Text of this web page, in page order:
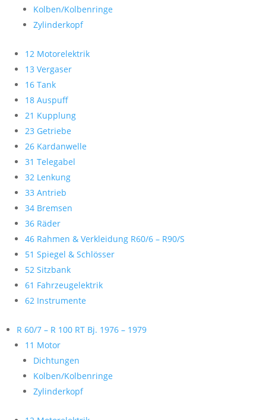
Kolben/Kolbenringe
Zylinderkopf
12 Motorelektrik
13 Vergaser
16 Tank
18 Auspuff
21 Kupplung
23 Getriebe
26 Kardanwelle
31 Telegabel
32 Lenkung
33 Antrieb
34 Bremsen
36 Räder
46 Rahmen & Verkleidung R60/6 – R90/S
51 Spiegel & Schlösser
52 Sitzbank
61 Fahrzeugelektrik
62 Instrumente
R 60/7 – R 100 RT Bj. 1976 – 1979
11 Motor
Dichtungen
Kolben/Kolbenringe
Zylinderkopf